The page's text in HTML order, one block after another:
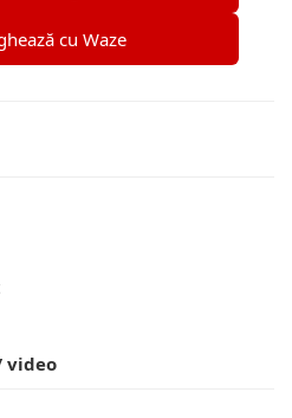
cu Waze
video